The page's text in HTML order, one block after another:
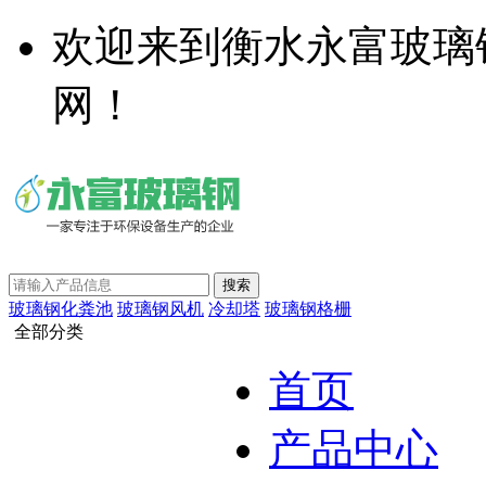
欢迎来到衡水永富玻
网！
玻璃钢化粪池 玻璃钢风机 冷却塔 玻璃钢格栅
全部分类
首页
产品中心